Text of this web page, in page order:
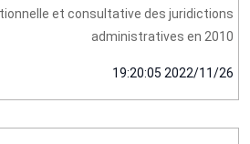
et consultative des juridictions
administratives en 2010
2022/11/26 19:20:05